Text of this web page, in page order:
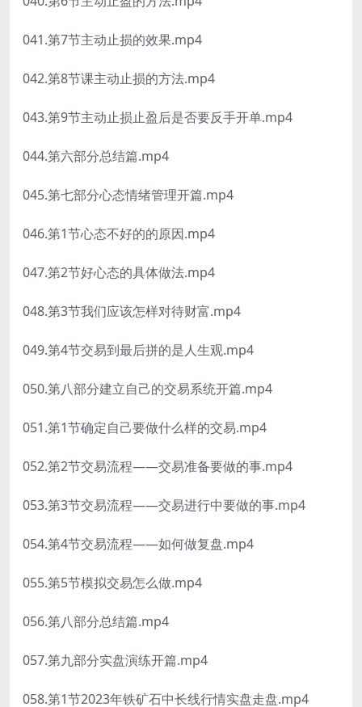
041.第7节主动止损的效果.mp4
042.第8节课主动止损的方法.mp4
043.第9节主动止损止盈后是否要反手开单.mp4
044.第六部分总结篇.mp4
045.第七部分心态情绪管理开篇.mp4
046.第1节心态不好的的原因.mp4
047.第2节好心态的具体做法.mp4
048.第3节我们应该怎样对待财富.mp4
049.第4节交易到最后拼的是人生观.mp4
050.第八部分建立自己的交易系统开篇.mp4
051.第1节确定自己要做什么样的交易.mp4
052.第2节交易流程——交易准备要做的事.mp4
053.第3节交易流程——交易进行中要做的事.mp4
054.第4节交易流程——如何做复盘.mp4
055.第5节模拟交易怎么做.mp4
056.第八部分总结篇.mp4
057.第九部分实盘演练开篇.mp4
058.第1节2023年铁矿石中长线行情实盘走盘.mp4